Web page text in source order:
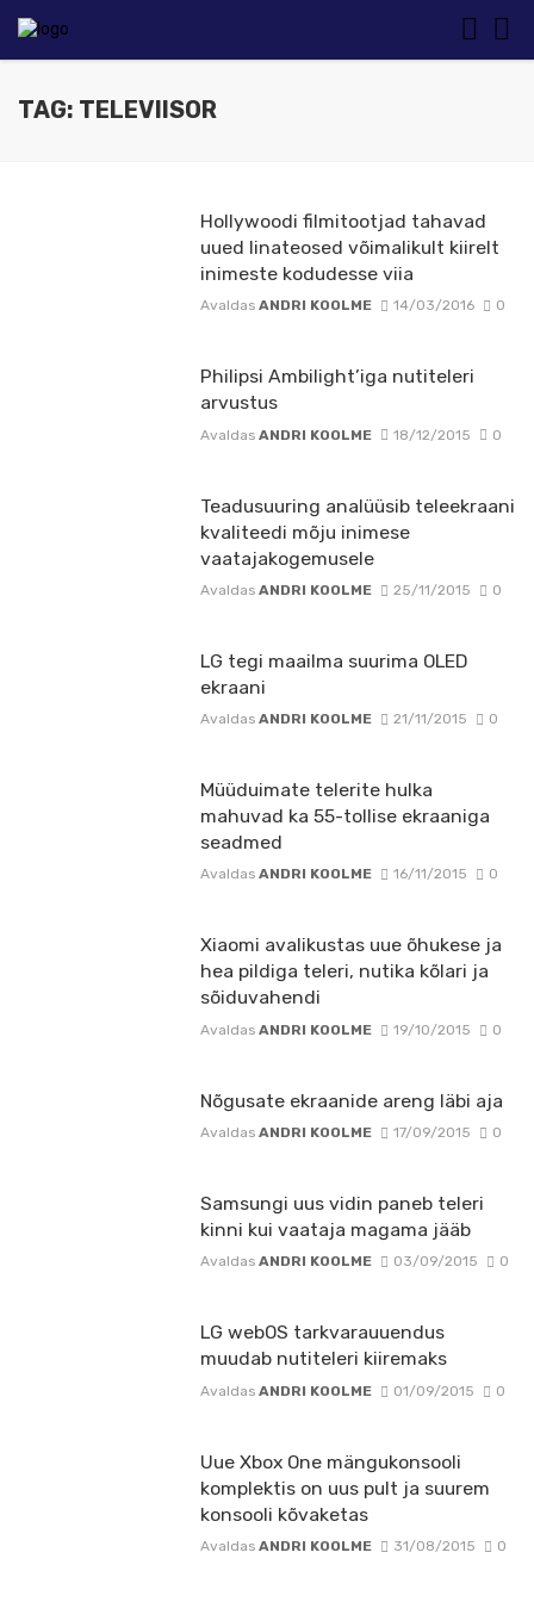
TAG: TELEVIISOR
Hollywoodi filmitootjad tahavad
uued linateosed võimalikult kiirelt
inimeste kodudesse viia
Avaldas ANDRI KOOLME 14/03/2016 0
Philipsi Ambilight’iga nutiteleri
arvustus
Avaldas ANDRI KOOLME 18/12/2015 0
Teadusuuring analüüsib teleekraani
kvaliteedi mõju inimese
vaatajakogemusele
Avaldas ANDRI KOOLME 25/11/2015 0
LG tegi maailma suurima OLED
ekraani
Avaldas ANDRI KOOLME 21/11/2015 0
Müüduimate telerite hulka
mahuvad ka 55-tollise ekraaniga
seadmed
Avaldas ANDRI KOOLME 16/11/2015 0
Xiaomi avalikustas uue õhukese ja
hea pildiga teleri, nutika kõlari ja
sõiduvahendi
Avaldas ANDRI KOOLME 19/10/2015 0
Nõgusate ekraanide areng läbi aja
Avaldas ANDRI KOOLME 17/09/2015 0
Samsungi uus vidin paneb teleri
kinni kui vaataja magama jääb
Avaldas ANDRI KOOLME 03/09/2015 0
LG webOS tarkvarauuendus
muudab nutiteleri kiiremaks
Avaldas ANDRI KOOLME 01/09/2015 0
Uue Xbox One mängukonsooli
komplektis on uus pult ja suurem
konsooli kõvaketas
Avaldas ANDRI KOOLME 31/08/2015 0